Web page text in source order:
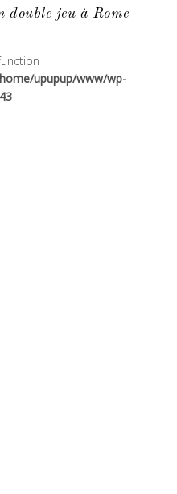
double jeu à Rome
upupup/www/wp-